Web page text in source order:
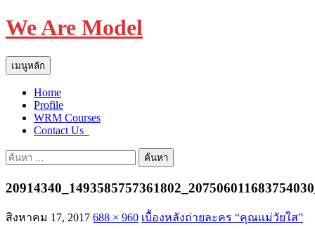
We Are Model
ค้นหา
เมนูหลัก
ยัง
เนื้อหา
Home
Profile
WRM Courses
Contact Us_
ค้นหา
สิงหาคม 17, 2017 688 × 960 เบื้องหลังถ่ายละคร “คุณแม่วัยใส”